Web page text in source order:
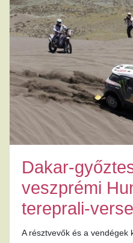
Dakar-
veszprémi
tereprali-
A résztvevők és a vendégek